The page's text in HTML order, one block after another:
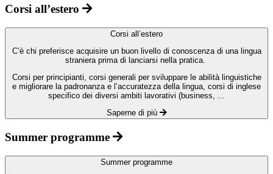
Corsi all’estero
Corsi all’estero
C’è chi preferisce acquisire un buon livello di conoscenza di una lingua
straniera prima di lanciarsi nella pratica.
Corsi per principianti, corsi generali per sviluppare le abilità linguistiche
e migliorare la padronanza e l’accuratezza della lingua, corsi di inglese
specifico dei diversi ambiti lavorativi (business, ...
Saperne di più
Summer programme
Summer programme